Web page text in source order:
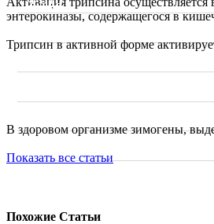
Видео
Вопрос Шеф-повару
энтерокиназы, содержащегося в
Трипсин в активной форме
В здоровом организме зимогены,
Показать все статьи
Похожие Статьи